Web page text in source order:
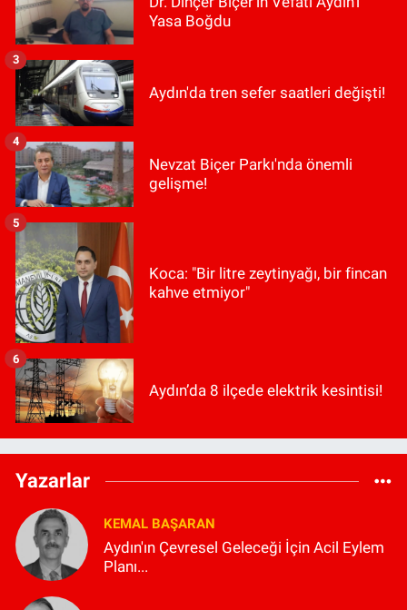
Yasa Boğdu
Aydın'da tren sefer saatleri değişti!
3
Nevzat Biçer Parkı'nda önemli
gelişme!
4
Koca: "Bir litre zeytinyağı, bir fincan
kahve etmiyor"
5
Aydın’da 8 ilçede elektrik kesintisi!
6
Yazarlar
KEMAL BAŞARAN
Aydın'ın Çevresel Geleceği İçin Acil Eylem
Planı...